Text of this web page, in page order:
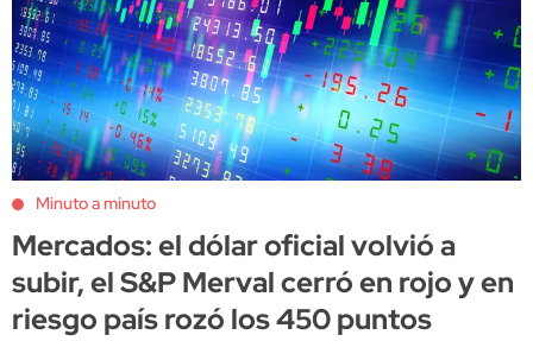
Minuto a minuto
Mercados: el dólar oficial volvió a
subir, el S&P Merval cerró en rojo y en
riesgo país rozó los 450 puntos